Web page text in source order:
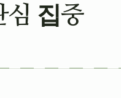
심 집중